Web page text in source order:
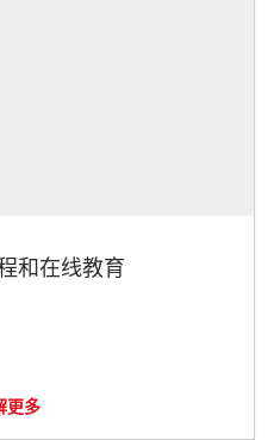
和在线教育
更多